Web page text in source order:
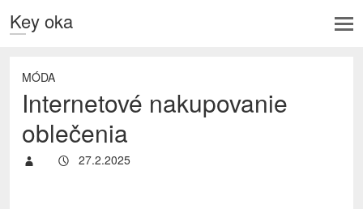
Key oka
MÓDA
Internetové nakupovanie
oblečenia
27.2.2025